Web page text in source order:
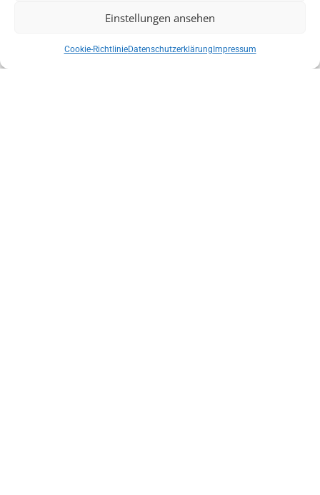
Einstellungen ansehen
Cookie-RichtlinieDatenschutzerklärung Impressum
Prozesse in der Physik und Chemie mittels Pump-Probe-
(OCT) in der medizinischen Bildgebung.